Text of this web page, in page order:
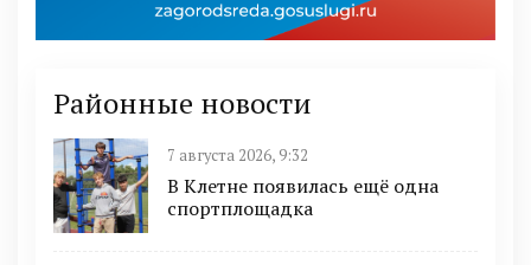
Районные новости
7 августа 2026, 9:32
В Клетне появилась ещё одна
спортплощадка